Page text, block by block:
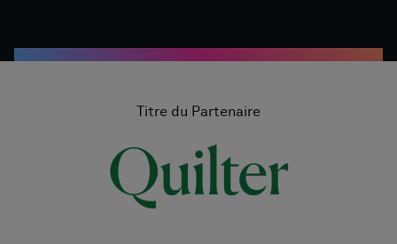
Titre du Partenaire